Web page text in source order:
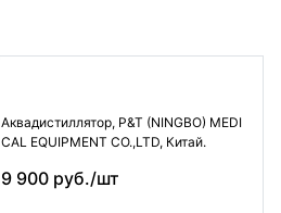
Аквадистиллятор, P&T (NINGBO) MEDI
CAL EQUIPMENT CO.,LTD, Китай.
9 900 руб./шт